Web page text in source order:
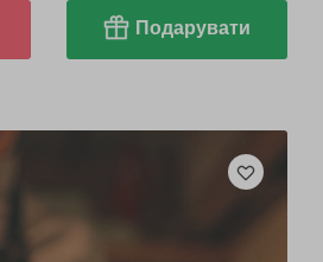
Подарувати